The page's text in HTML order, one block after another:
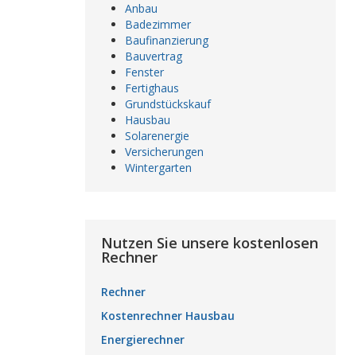
Anbau
Badezimmer
Baufinanzierung
Bauvertrag
Fenster
Fertighaus
Grundstückskauf
Hausbau
Solarenergie
Versicherungen
Wintergarten
Nutzen Sie unsere kostenlosen
Rechner
Rechner
Kostenrechner Hausbau
Energierechner